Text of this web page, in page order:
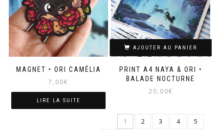
MAGNET • ORI CAMÉLIA
7,00€
LIRE LA SUITE
PRINT A4 NAYA & ORI •
BALADE NOCTURNE
20,00€
AJOUTER AU PANIER
1 2 3 4
5